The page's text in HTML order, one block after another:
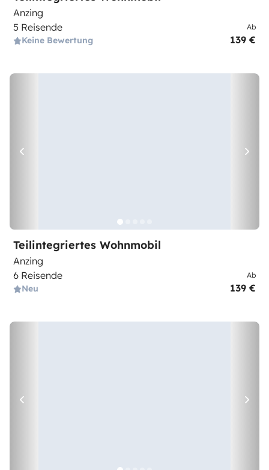
Anzing
5 Reisende
Keine Bewertung
Ab
139 €
Teilintegriertes Wohnmobil
Anzing
6 Reisende
Neu
Ab
139 €